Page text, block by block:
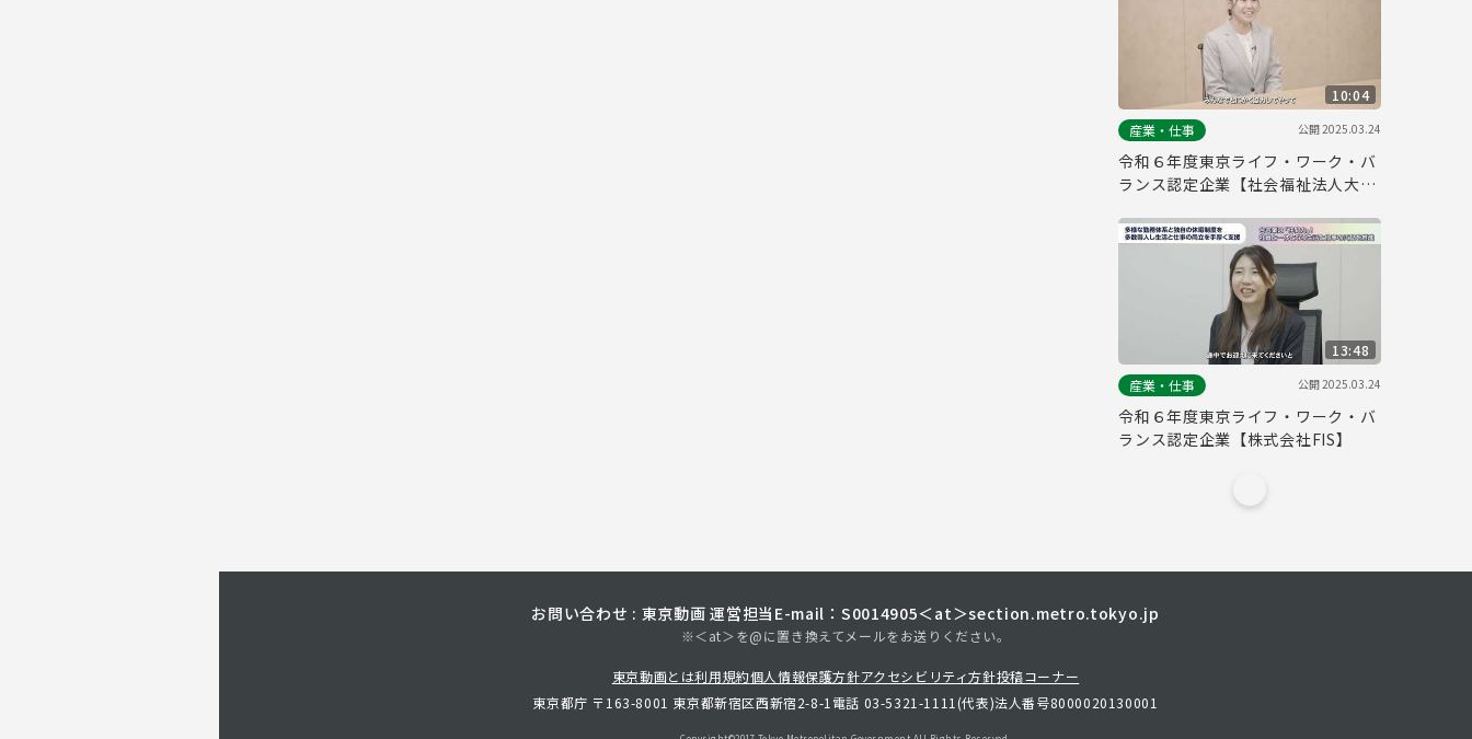
10:04
産業・仕事
公開2025.03.24
令和６年度東京ライフ・ワーク・バ
ランス認定企業【社会福祉法人大三
13:48
産業・仕事
公開2025.03.24
令和６年度東京ライフ・ワーク・バ
ランス認定企業【株式会社FIS】
お問い合わせ : 東京動画 運営担当 E-mail：S0014905＜at＞section.metro.tokyo.jp
※＜at＞を@に置き換えてメールをお送りください。
東京動画とは利用規約個人情報保護方針アクセシビリティ方針投稿コーナー
東京都庁 〒163-8001 東京都新宿区西新宿2-8-1 電話 03-5321-1111(代表)法人番号8000020130001